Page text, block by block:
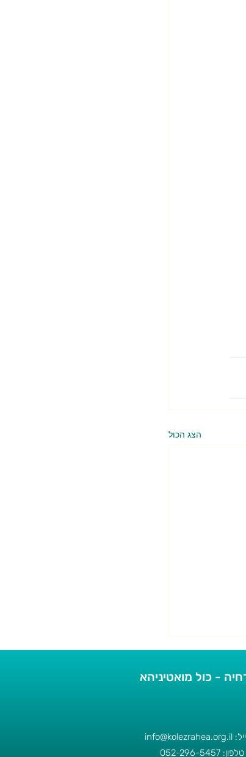
הצג הכול
- כול מואטיניהא
info@kolezrahea.org.il
טלפון: 052-
296-5457